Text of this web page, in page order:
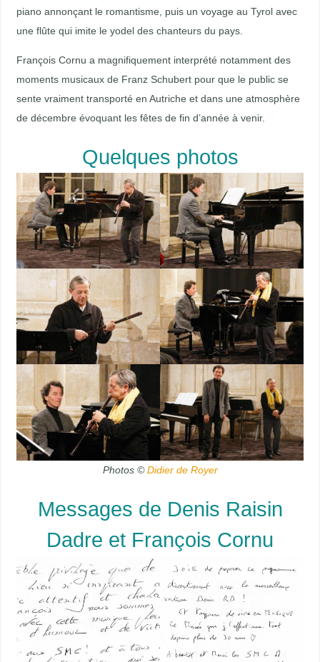
piano annonçant le romantisme, puis un voyage au Tyrol avec
une flûte qui imite le yodel des chanteurs du pays.
François Cornu a magnifiquement interprété notamment des
moments musicaux de Franz Schubert pour que le public se
sente vraiment transporté en Autriche et dans une atmosphère
de décembre évoquant les fêtes de fin d’année à venir.
Quelques photos
Photos ©Didier de Royer
Messages de Denis Raisin
Dadre et François Cornu